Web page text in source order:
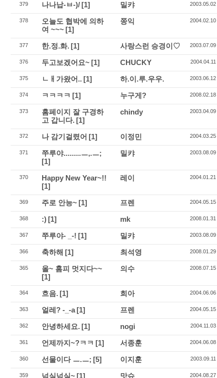
379 나나납-ㅂ-)/ [1] 밀캬 2003.05.02
378
오늘도 협박에 의하
여 ~~~ [1]
쫑익 2004.02.10
377 한.정.화. [1] 사랑스런 승경이♡ 2003.07.09
376 두고보겠어요~ [1] CHUCKY 2004.04.11
375 ㄴㅐ가왔어.. [1] 하.이.루.우우. 2003.06.12
374 ㅋㅋㅋㅋ [1] 누구게? 2008.02.18
373
홈페이지 잘 구경하
고 갑니다. [1]
chindy 2003.04.09
372 나 감기걸렸어 [1] 이정민 2004.03.25
371
쭈루야.........ㅡ,.ㅡ;
[1]
밀캬 2003.08.09
370
Happy New Year~!!
[1]
레이 2004.01.21
369 주로 안능~ [1] 프렌 2004.05.15
368 :) [1] mk 2008.01.31
367 쭈루야- _-! [1] 밀캬 2003.08.09
366 축하해 [1] 최석영 2008.01.29
365
올~ 홈피 멋지다~~
[1]
의수 2008.07.15
364 흐음. [1] 희아 2004.06.06
363 얼레? -_-a[1] 프렌 2004.05.15
362 안녕하세요. [1] nogi 2004.11.03
361 언제까지~?ㅋㅋ [1] 서종훈 2004.06.08
360 선물이다 ㅡ.ㅡ; [5] 이지훈 2003.09.11
359 넘실넘실~ [1] 맛슈 2004.08.27